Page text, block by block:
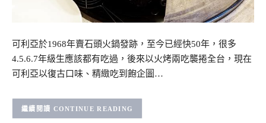
可利亞於1968年賣石頭火鍋發跡，至今已經快50年，很多
4.5.6.7年級生應該都有吃過，後來以火烤兩吃襲捲全台，現在
可利亞以復古口味、精緻吃到飽企圖…
CONTINUE READING